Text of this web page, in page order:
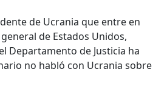
de Ucrania que entre en
de Estados Unidos,
Departamento de Justicia ha
no habló con Ucrania sobre